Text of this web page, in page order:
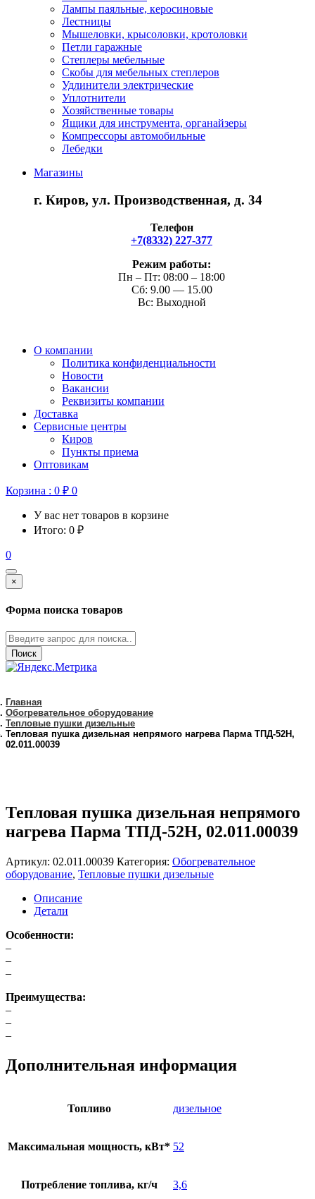
Лампы паяльные, керосиновые
Лестницы
Мышеловки, крысоловки, кротоловки
Петли гаражные
Степлеры мебельные
Скобы для мебельных степлеров
Удлинители электрические
Уплотнители
Хозяйственные товары
Ящики для инструмента, органайзеры
Компрессоры автомобильные
Лебедки
Магазины
г. Киров, ул. Производственная, д. 34
Телефон
+7(8332) 227-377
Режим работы:
Пн – Пт: 08:00 – 18:00
Сб: 9.00 — 15.00
Вс: Выходной
О компании
Политика конфиденциальности
Новости
Вакансии
Реквизиты компании
Доставка
Сервисные центры
Киров
Пункты приема
Оптовикам
Корзина : 0 ₽ 0
У вас нет товаров в корзине
Итого: 0 ₽
0
×
Форма поиска товаров
Поиск
Главная
Обогревательное оборудование
Тепловые пушки дизельные
Тепловая пушка дизельная непрямого нагрева Парма ТПД-52Н,
02.011.00039
Тепловая пушка дизельная непрямого
нагрева Парма ТПД-52Н, 02.011.00039
Артикул: 02.011.00039 Категория: Обогревательное
оборудование, Тепловые пушки дизельные
Описание
Детали
Особенности:
–
–
–
Преимущества:
–
–
–
Дополнительная информация
Топливо дизельное
Максимальная мощность, кВт* 52
Потребление топлива, кг/ч 3,6